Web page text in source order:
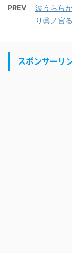
PREV
波うらら
り眞ノ宮
スポンサーリ